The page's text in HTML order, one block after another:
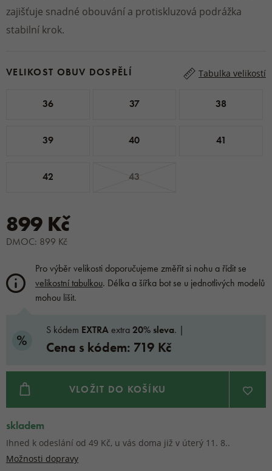
zajišťuje snadné obouvání a protiskluzová podrážka
stabilní krok.
VELIKOST OBUV DOSPĚLÍ Tabulka velikostí
36 37 38
39 40 41
42 43
899 Kč
DMOC: 899 Kč
Pro výběr velikosti doporučujeme změřit si nohu a řídit se
velikostní tabulkou. Délka a šířka bot se u jednotlivých modelů
mohou lišit.
S kódem EXTRAextra20% sleva. |
Cena s kódem: 719 Kč
VLOŽIT DO KOŠÍKU
skladem
Ihned k odeslání od 49 Kč, u vás doma již v úterý 11. 8..
Možnosti dopravy